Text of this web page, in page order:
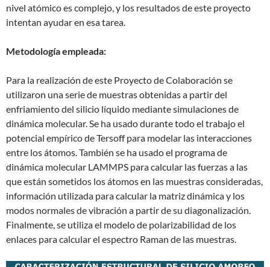
nivel atómico es complejo, y los resultados de este proyecto
intentan ayudar en esa tarea.
Metodología empleada:
Para la realización de este Proyecto de Colaboración se
utilizaron una serie de muestras obtenidas a partir del
enfriamiento del silicio líquido mediante simulaciones de
dinámica molecular. Se ha usado durante todo el trabajo el
potencial empírico de Tersoff para modelar las interacciones
entre los átomos. También se ha usado el programa de
dinámica molecular LAMMPS para calcular las fuerzas a las
que están sometidos los átomos en las muestras consideradas,
información utilizada para calcular la matriz dinámica y los
modos normales de vibración a partir de su diagonalización.
Finalmente, se utiliza el modelo de polarizabilidad de los
enlaces para calcular el espectro Raman de las muestras.